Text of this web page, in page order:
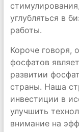
углубляться в
работы.
Короче говоря,
фосфатов
развитии
страны. Наша
инвестиции в
улучшить
внимание на